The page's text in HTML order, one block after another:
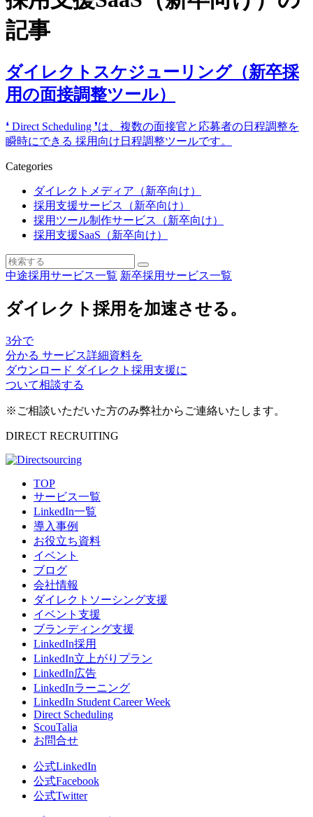
記事
ダイレクトスケジューリング（新卒採
用の面接調整ツール）
❛ Direct Scheduling ❜は、複数の面接官と応募者の⽇程調整を
瞬時にできる 採⽤向け日程調整ツールです。
Categories
ダイレクトメディア（新卒向け）
採用支援サービス（新卒向け）
採用ツール制作サービス（新卒向け）
採用支援SaaS（新卒向け）
中途採用サービス一覧 新卒採用サービス一覧
ダイレクト採用を加速させる。
3分で
分かる サービス詳細資料を
ダウンロード ダイレクト採用支援に
ついて相談する
※ご相談いただいた方のみ弊社からご連絡いたします。
DIRECT RECRUITING
TOP
サービス一覧
LinkedIn一覧
導入事例
お役立ち資料
イベント
ブログ
会社情報
ダイレクトソーシング支援
イベント支援
ブランディング支援
LinkedIn採用
LinkedIn立上がりプラン
LinkedIn広告
LinkedInラーニング
LinkedIn Student Career Week
Direct Scheduling
ScouTalia
お問合せ
公式LinkedIn
公式Facebook
公式Twitter